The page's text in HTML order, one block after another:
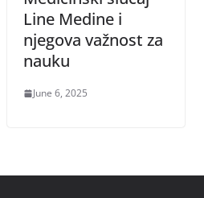
Line Medine i
njegova važnost za
nauku
June 6, 2025